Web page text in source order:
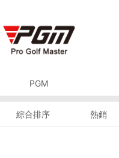
PGM
綜合排序 熱銷